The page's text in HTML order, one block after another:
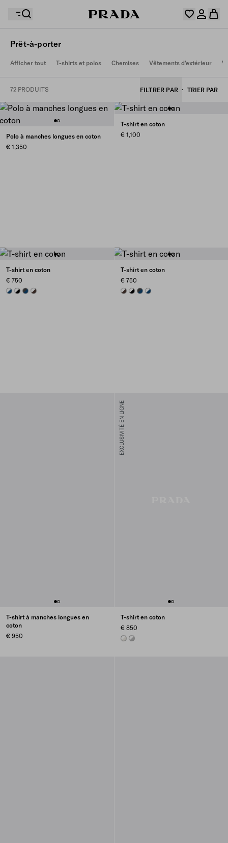
Désolé, votre panier est vide
Désolé, votre panier est vide
Connectez-vous ou créez un compte personnel.
enregistrez vos articles favoris et créez votre sélection
ici.
Connectez-vous ou créez un compte personnel.
Prêt-à-porter
Afficher tout T-shirts et polos Chemises Vêtements d'extérieur
72 PRODUITS FILTRER PAR TRIER PAR
Polo à manches longues en coton
€ 1,350
T-shirt en coton
€ 1,100
T-shirt en coton
€ 750
NAVYBLACK/WHITE
BLUE/DARK GREY
EBONY/WHITE
T-shirt en coton
€ 750
EBONY/WHITE
BLACK/WHITE
BLUE/DARK GREY
NAVY
T-shirt à manches longues en
coton
€ 950
EXCLUSIVITÉ EN LIGNE
T-shirt en coton
€ 850
TALC/WHITE
MARBLE GRAY / WHITE